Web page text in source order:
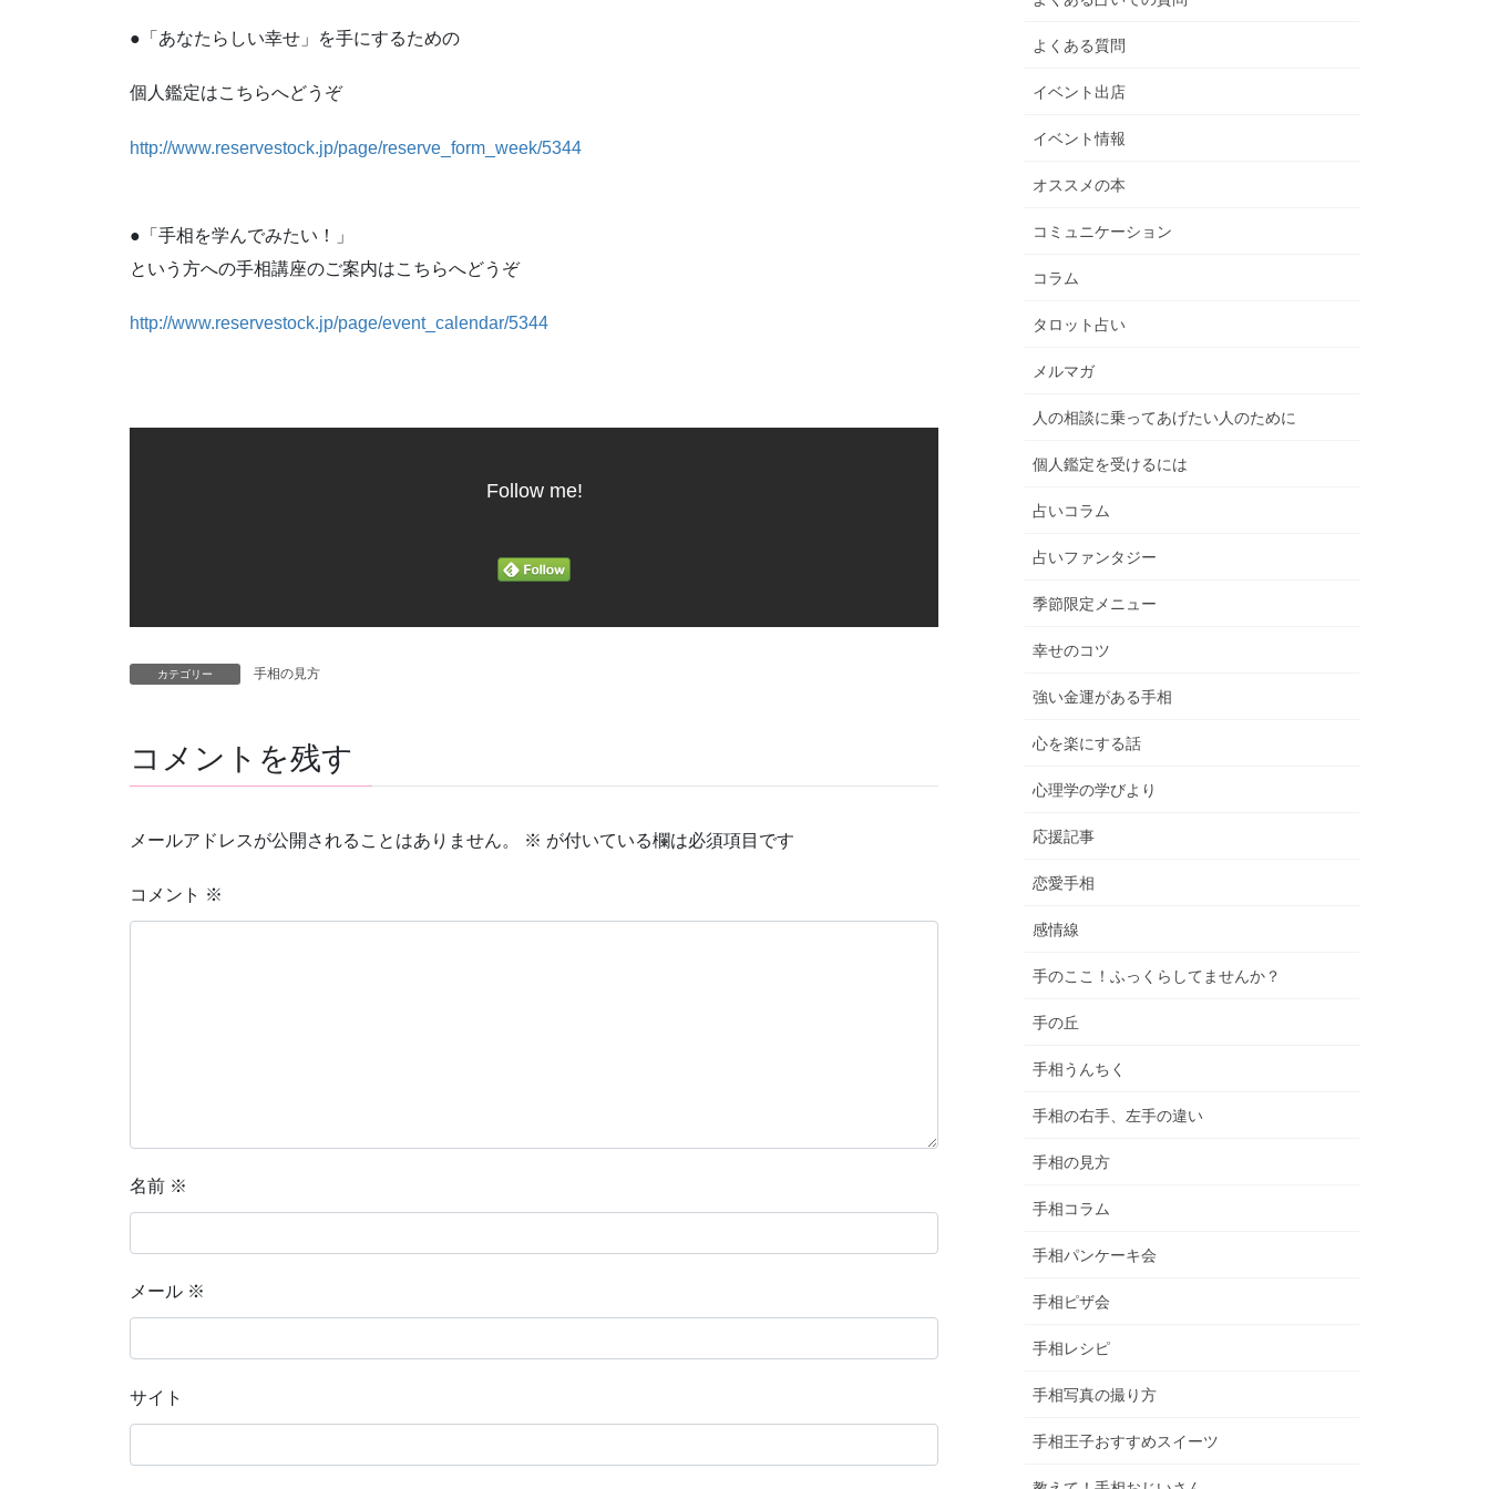
● 「あなたらしい幸せ」を手にするための
個人鑑定はこちらへどうぞ
http://www.reservestock.jp/page/reserve_form_week/5344
● 「手相を学んでみたい！」
という方への手相講座のご案内はこちらへどうぞ
http://www.reservestock.jp/page/event_calendar/5344
Follow me!
カテゴリー 手相の見方
コメントを残す
メールアドレスが公開されることはありません。 ※ が付いている欄は必須項目です
コメント ※
名前 ※
メール ※
サイト
よくある質問
イベント出店
イベント情報
オススメの本
コミュニケーション
コラム
タロット占い
メルマガ
人の相談に乗ってあげたい人のために
個人鑑定を受けるには
占いコラム
占いファンタジー
季節限定メニュー
幸せのコツ
強い金運がある手相
心を楽にする話
心理学の学びより
応援記事
恋愛手相
感情線
手のここ！ふっくらしてませんか？
手の丘
手相うんちく
手相の右手、左手の違い
手相の見方
手相コラム
手相パンケーキ会
手相ピザ会
手相レシピ
手相写真の撮り方
手相王子おすすめスイーツ